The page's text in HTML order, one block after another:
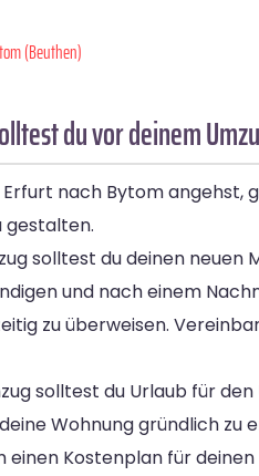
(Beuthen)
du vor deinem
nach Bytom angehst,
gestalten.
solltest du deinen
und nach einem
zu überweisen.
solltest du Urlaub für
Wohnung gründlich
einen Kostenplan für